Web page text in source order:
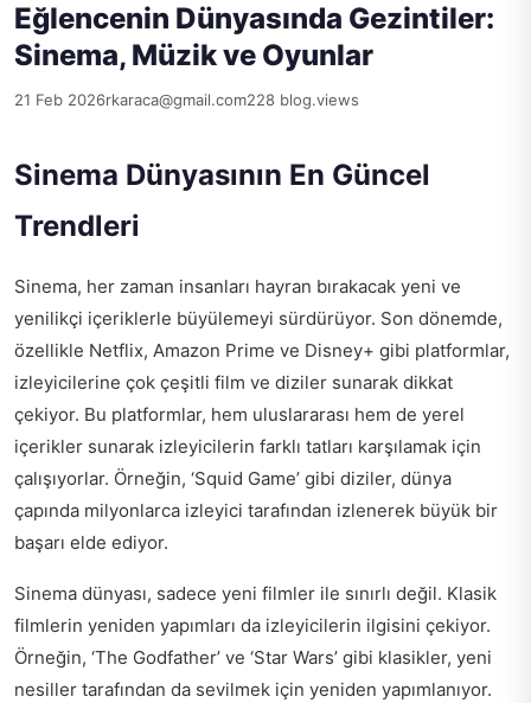
Eğlencenin Dünyasında Gezintiler:
Sinema, Müzik ve Oyunlar
21 Feb 2026rkaraca@gmail.com228 blog.views
Sinema Dünyasının En Güncel
Trendleri
Sinema, her zaman insanları hayran bırakacak yeni ve
yenilikçi içeriklerle büyülemeyi sürdürüyor. Son dönemde,
özellikle Netflix, Amazon Prime ve Disney+ gibi platformlar,
izleyicilerine çok çeşitli film ve diziler sunarak dikkat
çekiyor. Bu platformlar, hem uluslararası hem de yerel
içerikler sunarak izleyicilerin farklı tatları karşılamak için
çalışıyorlar. Örneğin, ‘Squid Game’ gibi diziler, dünya
çapında milyonlarca izleyici tarafından izlenerek büyük bir
başarı elde ediyor.
Sinema dünyası, sadece yeni filmler ile sınırlı değil. Klasik
filmlerin yeniden yapımları da izleyicilerin ilgisini çekiyor.
Örneğin, ‘The Godfather’ ve ‘Star Wars’ gibi klasikler, yeni
nesiller tarafından da sevilmek için yeniden yapımlanıyor.